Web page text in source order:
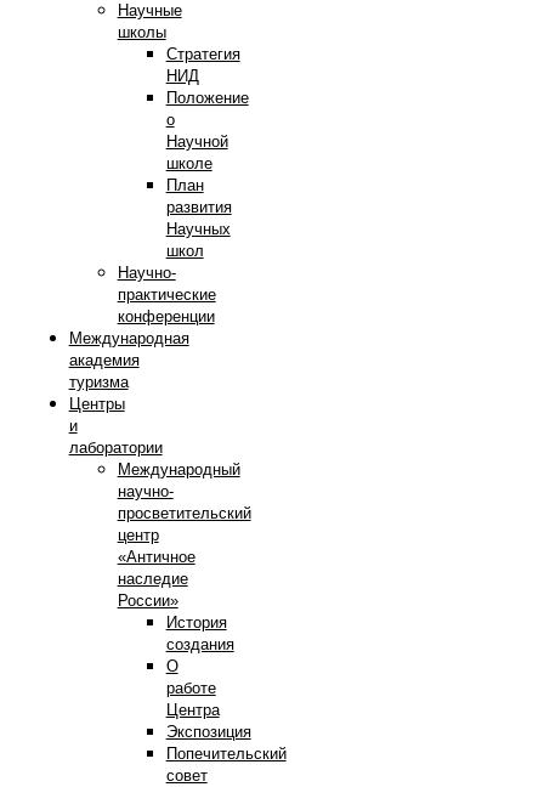
Научные
школы
Стратегия
НИД
Положение
о
Научной
школе
План
развития
Научных
школ
Научно-
практические
конференции
Международная
академия
туризма
Центры
и
лаборатории
Международный
научно-
просветительский
центр
«Античное
наследие
России»
История
создания
О
работе
Центра
Экспозиция
Попечительский
совет